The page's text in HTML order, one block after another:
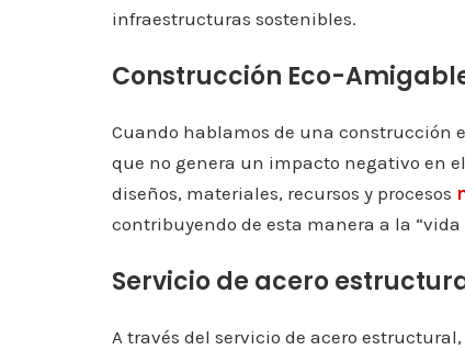
infraestructuras sostenibles.
Construcción Eco-
Cuando hablamos de una construcción
que no genera un impacto negativo en
diseños, materiales, recursos y procesos
contribuyendo de esta manera a la
Servicio de acero
A través del servicio de acero